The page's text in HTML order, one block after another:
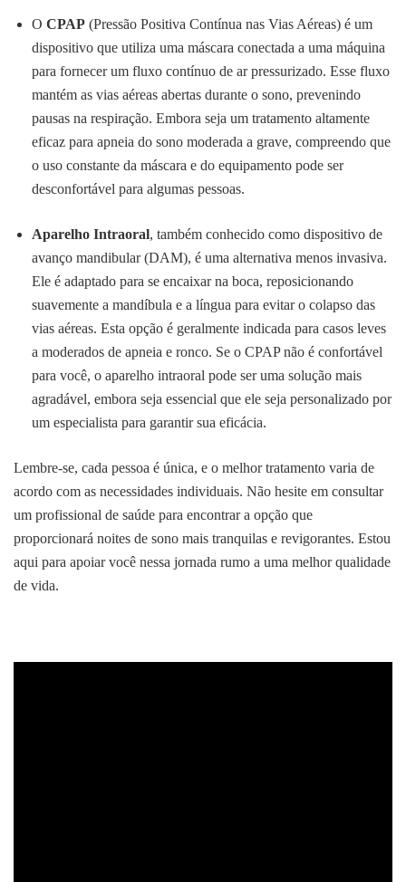
O CPAP (Pressão Positiva Contínua nas Vias Aéreas) é um
dispositivo que utiliza uma máscara conectada a uma máquina
para fornecer um fluxo contínuo de ar pressurizado. Esse fluxo
mantém as vias aéreas abertas durante o sono, prevenindo
pausas na respiração. Embora seja um tratamento altamente
eficaz para apneia do sono moderada a grave, compreendo que
o uso constante da máscara e do equipamento pode ser
desconfortável para algumas pessoas.
Aparelho Intraoral, também conhecido como dispositivo de
avanço mandibular (DAM), é uma alternativa menos invasiva.
Ele é adaptado para se encaixar na boca, reposicionando
suavemente a mandíbula e a língua para evitar o colapso das
vias aéreas. Esta opção é geralmente indicada para casos leves
a moderados de apneia e ronco. Se o CPAP não é confortável
para você, o aparelho intraoral pode ser uma solução mais
agradável, embora seja essencial que ele seja personalizado por
um especialista para garantir sua eficácia.
Lembre-se, cada pessoa é única, e o melhor tratamento varia de
acordo com as necessidades individuais. Não hesite em consultar
um profissional de saúde para encontrar a opção que
proporcionará noites de sono mais tranquilas e revigorantes. Estou
aqui para apoiar você nessa jornada rumo a uma melhor qualidade
de vida.